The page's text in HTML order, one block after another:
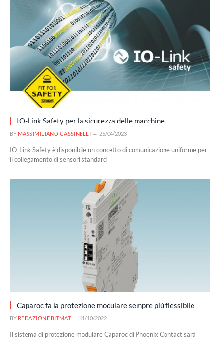
IO-Link Safety per la sicurezza delle macchine
BY MASSIMILIANO CASSINELLI 25/04/2023
IO-Link Safety è disponibile un concetto di comunicazione uniforme per
il collegamento di sensori standard
Caparoc fa la protezione modulare sempre più flessibile
BY REDAZIONE BITMAT 11/10/2022
Il sistema di protezione modulare Caparoc di Phoenix Contact sarà